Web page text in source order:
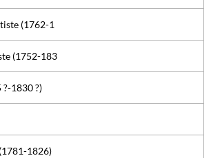
(1762-1
(1752-183
?-1830 ?)
1826)